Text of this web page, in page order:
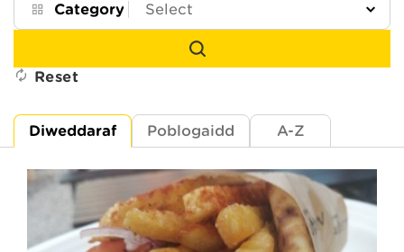
Category
Reset
Diweddaraf Poblogaidd A-Z